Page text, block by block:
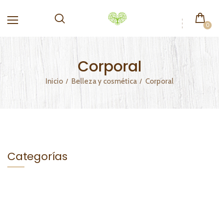
0
Corporal
Inicio Belleza y cosmética Corporal
Categorías